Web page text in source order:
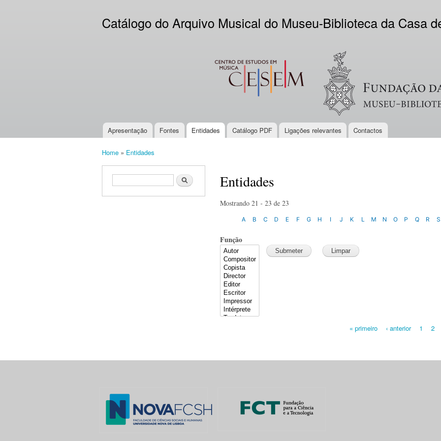
content
Catálogo do Arquivo Musical do Museu-Biblioteca da Casa
CESEM Logo VV
Main menu
Apresentação Fontes Entidades Catálogo PDF Ligações relevantes Contactos
Home » Entidades
Search form Search Entidades
Mostrando 21 - 23 de 23
A B C D E F G H I J K L M N O P Q R S
Função
« primeiro ‹ anterior 1 2